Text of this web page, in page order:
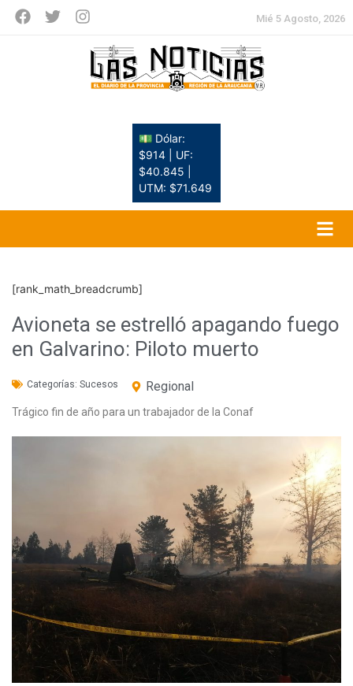
Mié 5 Agosto, 2026
💵 Dólar:
$914 | UF:
$40.845 |
UTM: $71.649
[rank_math_breadcrumb]
Avioneta se estrelló apagando fuego
en Galvarino: Piloto muerto
Categorías: Sucesos Regional
Trágico fin de año para un trabajador de la Conaf